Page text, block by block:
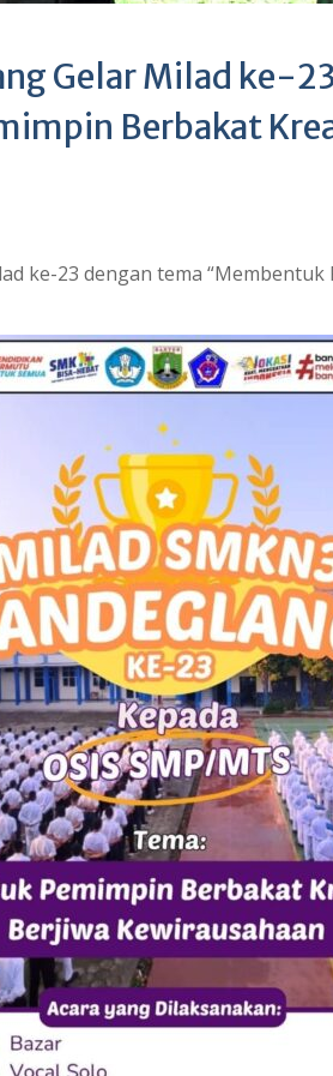
Gelar Milad ke-
Berbakat
ke-23 dengan tema